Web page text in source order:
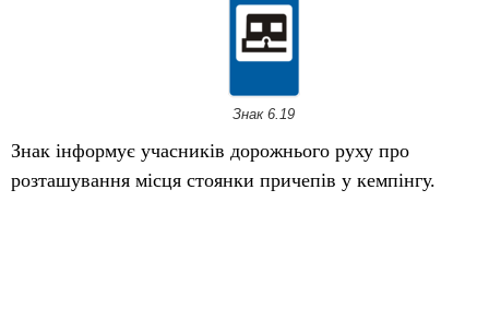
Знак 6.19
Знак інформує учасників дорожнього руху про
розташування місця стоянки причепів у кемпінгу.